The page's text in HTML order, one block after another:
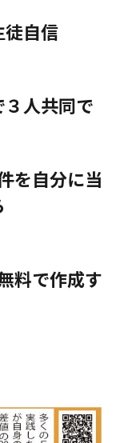
自信
人共同で
を自分に当
料で作成す